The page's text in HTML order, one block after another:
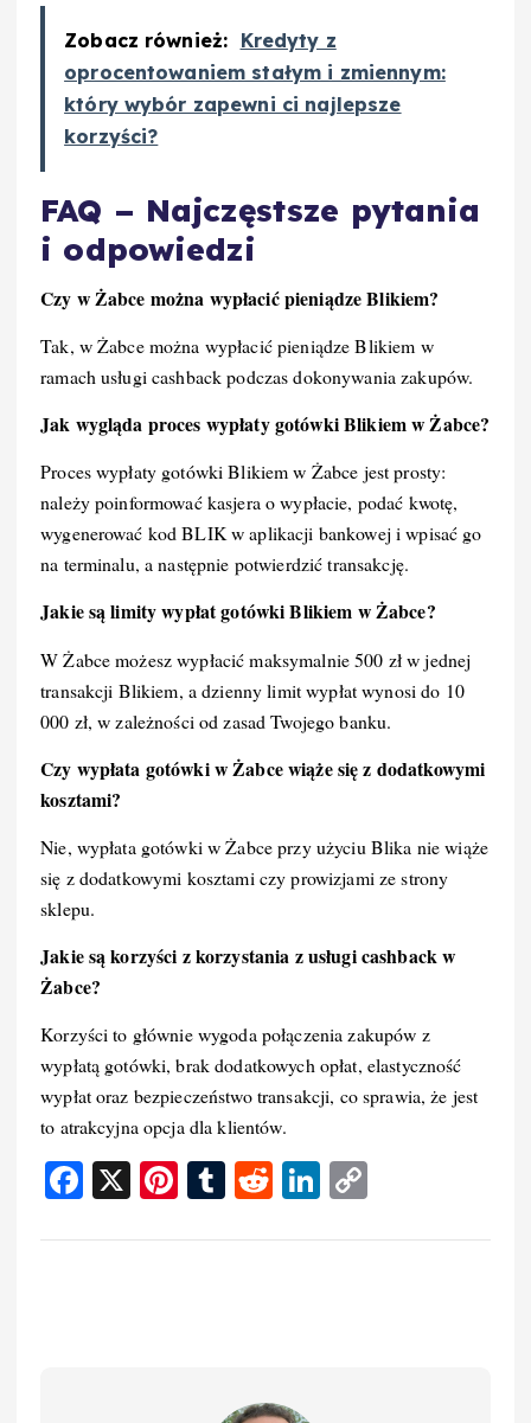
Zobacz również: Kredyty z
oprocentowaniem stałym i zmiennym:
który wybór zapewni ci najlepsze
korzyści?
FAQ – Najczęstsze pytania
i odpowiedzi
Czy w Żabce można wypłacić pieniądze Blikiem?
Tak, w Żabce można wypłacić pieniądze Blikiem w
ramach usługi cashback podczas dokonywania zakupów.
Jak wygląda proces wypłaty gotówki Blikiem w Żabce?
Proces wypłaty gotówki Blikiem w Żabce jest prosty:
należy poinformować kasjera o wypłacie, podać kwotę,
wygenerować kod BLIK w aplikacji bankowej i wpisać go
na terminalu, a następnie potwierdzić transakcję.
Jakie są limity wypłat gotówki Blikiem w Żabce?
W Żabce możesz wypłacić maksymalnie 500 zł w jednej
transakcji Blikiem, a dzienny limit wypłat wynosi do 10
000 zł, w zależności od zasad Twojego banku.
Czy wypłata gotówki w Żabce wiąże się z dodatkowymi
kosztami?
Nie, wypłata gotówki w Żabce przy użyciu Blika nie wiąże
się z dodatkowymi kosztami czy prowizjami ze strony
sklepu.
Jakie są korzyści z korzystania z usługi cashback w
Żabce?
Korzyści to głównie wygoda połączenia zakupów z
wypłatą gotówki, brak dodatkowych opłat, elastyczność
wypłat oraz bezpieczeństwo transakcji, co sprawia, że jest
to atrakcyjna opcja dla klientów.
F
c
X
Pi
er
T
m
R
d
Li
k p